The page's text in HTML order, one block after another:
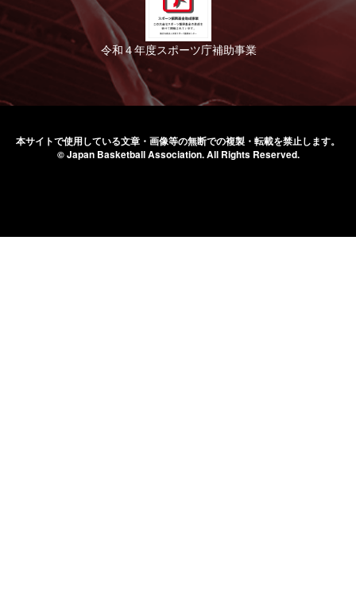
令和４年度スポーツ庁補助事業
本サイトで使用している文章・画像等の無断での複製・転載を禁止します。
© Japan Basketball Association.All Rights Reserved.